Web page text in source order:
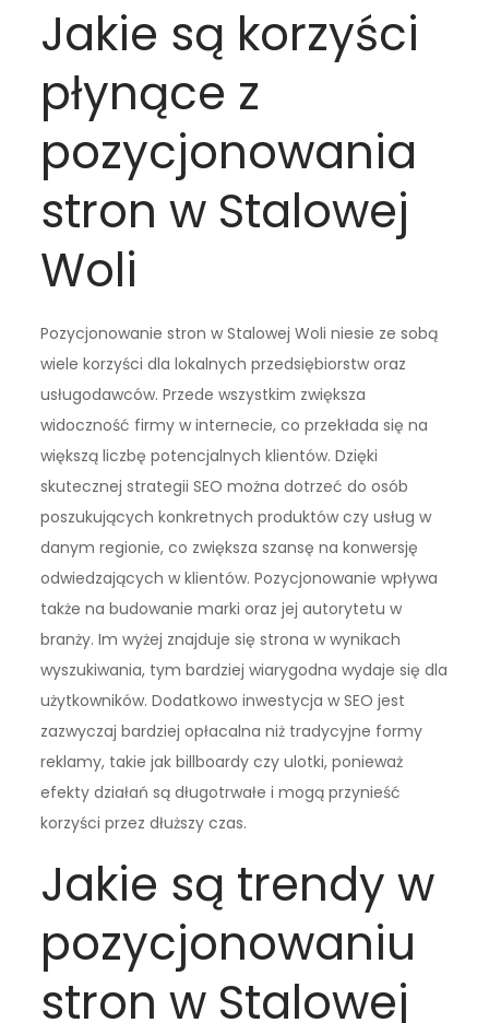
Jakie są korzyści
płynące z
pozycjonowania
stron w Stalowej
Woli
Pozycjonowanie stron w Stalowej Woli niesie ze sobą
wiele korzyści dla lokalnych przedsiębiorstw oraz
usługodawców. Przede wszystkim zwiększa
widoczność firmy w internecie, co przekłada się na
większą liczbę potencjalnych klientów. Dzięki
skutecznej strategii SEO można dotrzeć do osób
poszukujących konkretnych produktów czy usług w
danym regionie, co zwiększa szansę na konwersję
odwiedzających w klientów. Pozycjonowanie wpływa
także na budowanie marki oraz jej autorytetu w
branży. Im wyżej znajduje się strona w wynikach
wyszukiwania, tym bardziej wiarygodna wydaje się dla
użytkowników. Dodatkowo inwestycja w SEO jest
zazwyczaj bardziej opłacalna niż tradycyjne formy
reklamy, takie jak billboardy czy ulotki, ponieważ
efekty działań są długotrwałe i mogą przynieść
korzyści przez dłuższy czas.
Jakie są trendy w
pozycjonowaniu
stron w Stalowej